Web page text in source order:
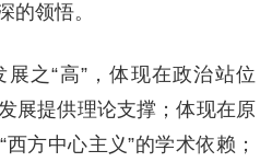
的领悟。
之“高”，体现在政治站位
展提供理论支撑；体现在原
方中心主义”的学术依赖；